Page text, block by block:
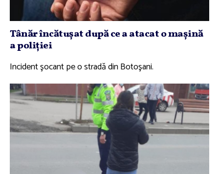
Tânăr încătuşat după ce a atacat o maşină
a poliţiei
Incident şocant pe o stradă din Botoşani.